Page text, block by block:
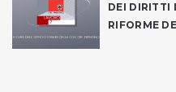
DEI DIRITTI
RIFORME